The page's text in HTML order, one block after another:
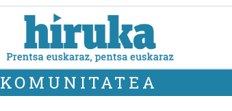
KOMUNITATEA